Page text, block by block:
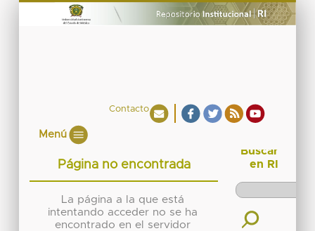
Contacto
Menú
Página no encontrada
La página a la que está
intentando acceder no se ha
encontrado en el servidor
Buscar
en RI